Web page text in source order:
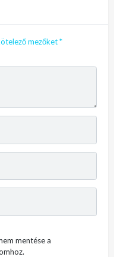
mezőket*
mentése a